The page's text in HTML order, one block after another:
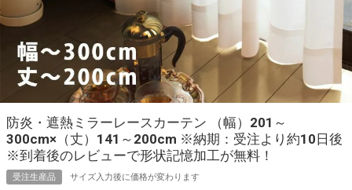
防炎・遮熱ミラーレースカーテン （幅）201～
300cm×（丈）141～200cm ※納期：受注より約10日後
※到着後のレビューで形状記憶加工が無料！
受注生産品 サイズ入力後に価格が変わります